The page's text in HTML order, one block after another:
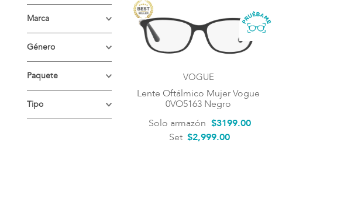
OFTÁLMICOS
Marca
Género
Paquete
Tipo
VOGUE
Lente Oftálmico Mujer Vogue
0VO5163 Negro
Solo armazón $3199.00
Set $2,999.00